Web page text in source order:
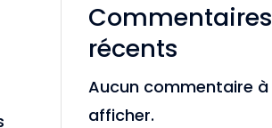
Commentaires
récents
Aucun commentaire à
afficher.